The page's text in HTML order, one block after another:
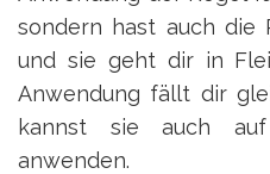
sondern hast auch die
und sie geht dir in
Anwendung fällt dir
kannst sie auch
anwenden.